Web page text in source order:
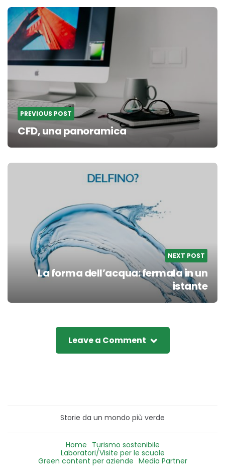
Post
navigation
PREVIOUS POST
CFD, una panoramica
NEXT POST
La forma dell’acqua: fermala in un
istante
Leave a Comment
Storie da un mondo più verde
Home Turismo sostenibile
Laboratori/Visite per le scuole
Green content per aziende Media Partner